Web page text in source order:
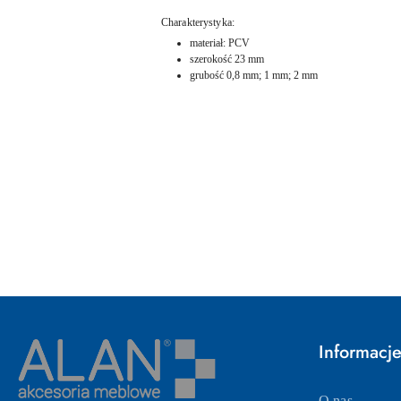
Charakterystyka:
materiał: PCV
szerokość 23 mm
grubość 0,8 mm; 1 mm; 2 mm
Informacje